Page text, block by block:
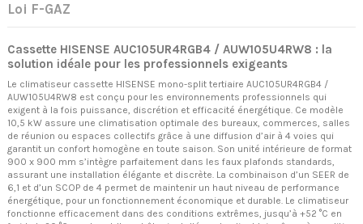
Loi F-GAZ
Cassette HISENSE AUC105UR4RGB4 / AUW105U4RW8 : la
solution idéale pour les professionnels exigeants
Le climatiseur cassette HISENSE mono-split tertiaire AUC105UR4RGB4 /
AUW105U4RW8 est conçu pour les environnements professionnels qui
exigent à la fois puissance, discrétion et efficacité énergétique. Ce modèle
10,5 kW assure une climatisation optimale des bureaux, commerces, salles
de réunion ou espaces collectifs grâce à une diffusion d’air à 4 voies qui
garantit un confort homogène en toute saison. Son unité intérieure de format
900 x 900 mm s’intègre parfaitement dans les faux plafonds standards,
assurant une installation élégante et discrète. La combinaison d’un SEER de
6,1 et d’un SCOP de 4 permet de maintenir un haut niveau de performance
énergétique, pour un fonctionnement économique et durable. Le climatiseur
fonctionne efficacement dans des conditions extrêmes, jusqu’à +52 °C en